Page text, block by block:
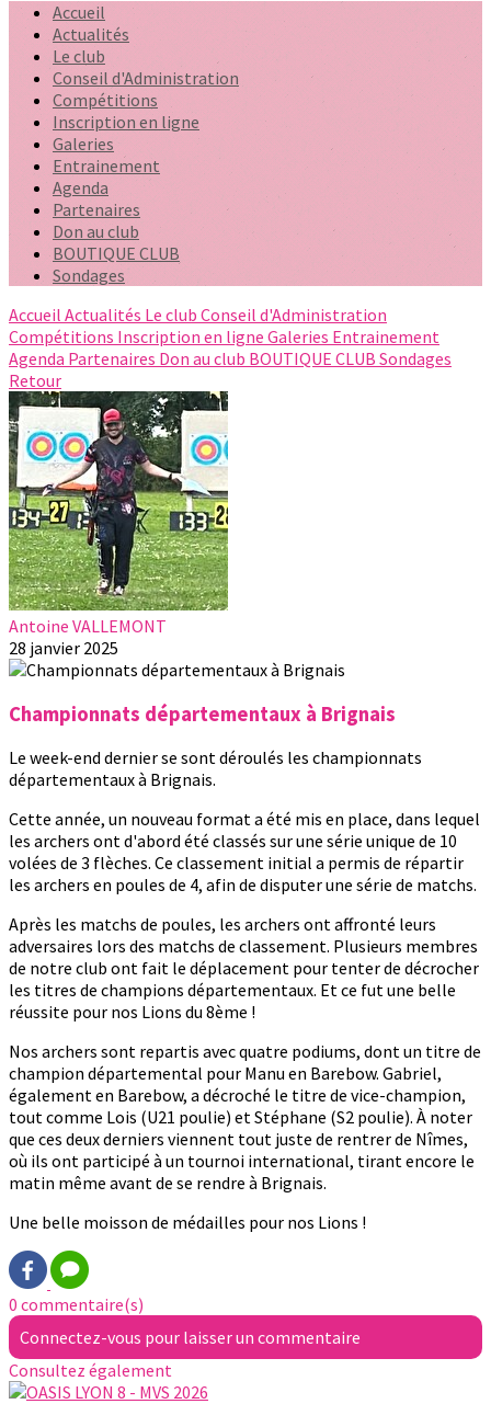
Accueil
Actualités
Le club
Conseil d'Administration
Compétitions
Inscription en ligne
Galeries
Entrainement
Agenda
Partenaires
Don au club
BOUTIQUE CLUB
Sondages
Accueil Actualités Le club Conseil d'Administration
Compétitions Inscription en ligne Galeries Entrainement
Agenda Partenaires Don au club BOUTIQUE CLUB Sondages
Retour
Antoine VALLEMONT
28 janvier 2025
Championnats départementaux à Brignais
Le week-end dernier se sont déroulés les championnats
départementaux à Brignais.
Cette année, un nouveau format a été mis en place, dans lequel
les archers ont d'abord été classés sur une série unique de 10
volées de 3 flèches. Ce classement initial a permis de répartir
les archers en poules de 4, afin de disputer une série de matchs.
Après les matchs de poules, les archers ont affronté leurs
adversaires lors des matchs de classement. Plusieurs membres
de notre club ont fait le déplacement pour tenter de décrocher
les titres de champions départementaux. Et ce fut une belle
réussite pour nos Lions du 8ème !
Nos archers sont repartis avec quatre podiums, dont un titre de
champion départemental pour Manu en Barebow. Gabriel,
également en Barebow, a décroché le titre de vice-champion,
tout comme Lois (U21 poulie) et Stéphane (S2 poulie). À noter
que ces deux derniers viennent tout juste de rentrer de Nîmes,
où ils ont participé à un tournoi international, tirant encore le
matin même avant de se rendre à Brignais.
Une belle moisson de médailles pour nos Lions !
0 commentaire(s)
Connectez-vous pour laisser un commentaire
Consultez également